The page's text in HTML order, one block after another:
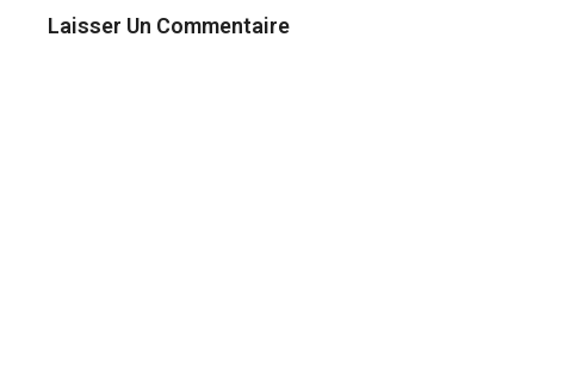
Laisser Un Commentaire